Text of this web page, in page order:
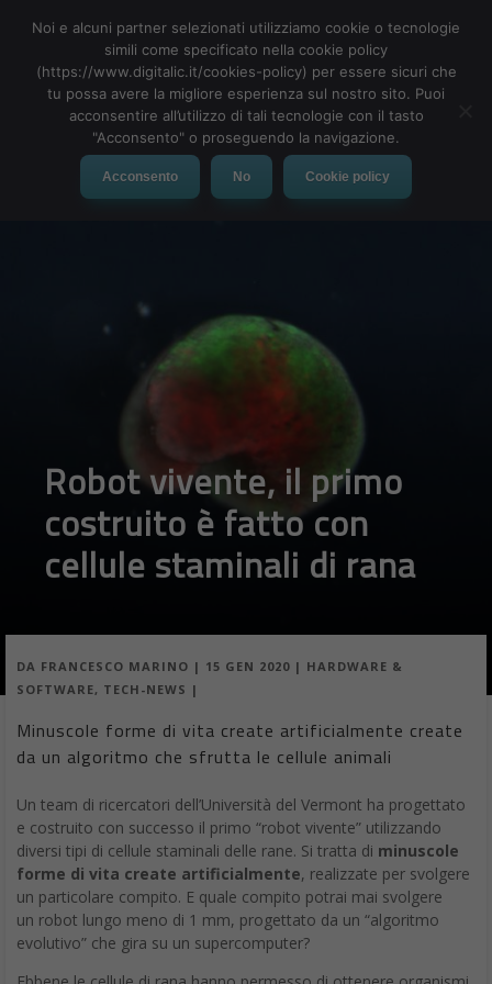
MENU
Robot vivente, il primo
costruito è fatto con
cellule staminali di rana
DA FRANCESCO MARINO | 15 GEN 2020 | HARDWARE &
SOFTWARE, TECH-NEWS |
Minuscole forme di vita create artificialmente create
da un algoritmo che sfrutta le cellule animali
Un team di ricercatori dell’Università del Vermont ha progettato
e costruito con successo il primo “robot vivente” utilizzando
diversi tipi di cellule staminali delle rane. Si tratta di minuscole
forme di vita create artificialmente, realizzate per svolgere
un particolare compito. E quale compito potrai mai svolgere
un robot lungo meno di 1 mm, progettato da un “algoritmo
evolutivo” che gira su un supercomputer?
Noi e alcuni partner selezionati utilizziamo cookie o tecnologie
simili come specificato nella cookie policy
(https://www.digitalic.it/cookies-policy) per essere sicuri che
tu possa avere la migliore esperienza sul nostro sito. Puoi
acconsentire all’utilizzo di tali tecnologie con il tasto
"Acconsento" o proseguendo la navigazione.
Acconsento No Cookie policy